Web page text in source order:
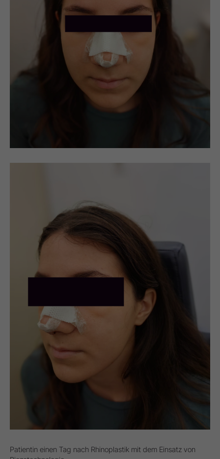
Patientin einen Tag nach Rhinoplastik mit dem Einsatz von